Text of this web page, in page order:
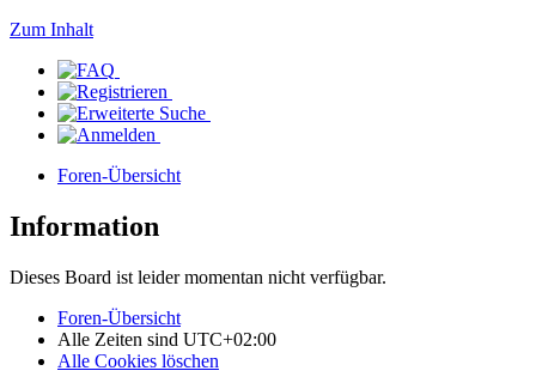
Zum Inhalt
Foren-Übersicht
Information
Dieses Board ist leider momentan nicht verfügbar.
Foren-Übersicht
Alle Zeiten sind UTC+02:00
Alle Cookies löschen